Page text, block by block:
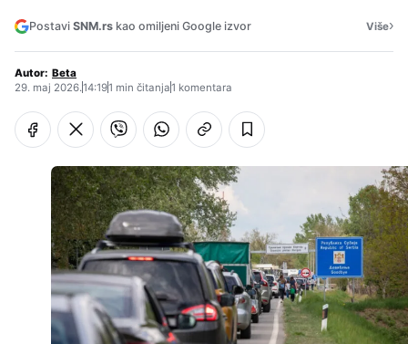
Postavi SNM.rs kao omiljeni Google izvor Više›
Autor: Beta
29. maj 2026.14:191 min čitanja1 komentara